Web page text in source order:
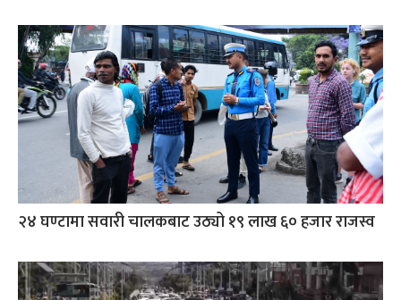
२४ घण्टामा सवारी चालकबाट उठ्यो १९ लाख ६० हजार राजस्व